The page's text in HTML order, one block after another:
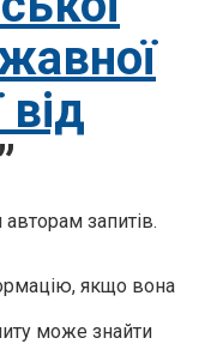
від
запитів.
якщо вона
може знайти